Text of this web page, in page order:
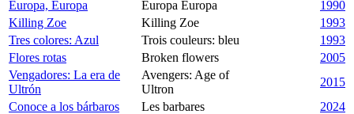
Europa, Europa
Europa Europa
1990
Killing Zoe
Killing Zoe
1993
Tres colores: Azul
Trois couleurs: bleu
1993
Flores rotas
Broken flowers
2005
Vengadores: La era de
Ultrón
Avengers: Age of
Ultron
2015
Conoce a los bárbaros
Les barbares 2024